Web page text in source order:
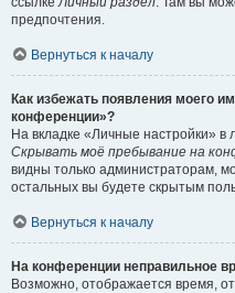
предпочтения.
Вернуться к началу
Как избежать появления моего
конференции»?
На вкладке «Личные настройки»
Скрывать моё пребывание на
видны только администраторам,
остальных вы будете скрытым
Вернуться к началу
На конференции неправильное
Возможно, отображается время,